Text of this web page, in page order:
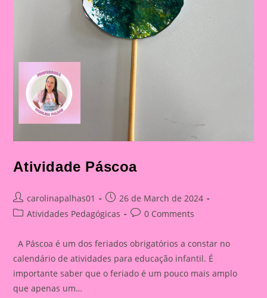
Atividade Páscoa
Post
author:
carolinapalhas01
Post
published:
26 de March de 2024
PostAtividades Pedagógicas
Post0 Comments
A Páscoa é um dos feriados obrigatórios a constar no
calendário de atividades para educação infantil. É
importante saber que o feriado é um pouco mais amplo
que apenas um…